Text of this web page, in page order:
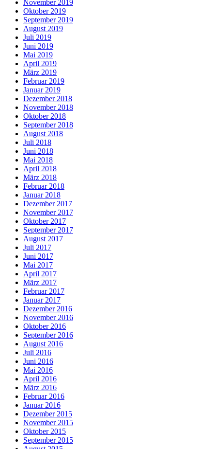
November 2019
Oktober 2019
September 2019
August 2019
Juli 2019
Juni 2019
Mai 2019
April 2019
März 2019
Februar 2019
Januar 2019
Dezember 2018
November 2018
Oktober 2018
September 2018
August 2018
Juli 2018
Juni 2018
Mai 2018
April 2018
März 2018
Februar 2018
Januar 2018
Dezember 2017
November 2017
Oktober 2017
September 2017
August 2017
Juli 2017
Juni 2017
Mai 2017
April 2017
März 2017
Februar 2017
Januar 2017
Dezember 2016
November 2016
Oktober 2016
September 2016
August 2016
Juli 2016
Juni 2016
Mai 2016
April 2016
März 2016
Februar 2016
Januar 2016
Dezember 2015
November 2015
Oktober 2015
September 2015